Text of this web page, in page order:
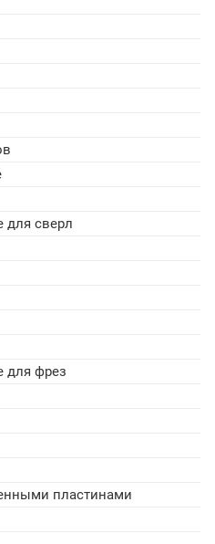
для сверл
для фрез
пластинами